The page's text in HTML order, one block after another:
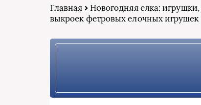
Главная Новогодняя елка:
выкроек фетровых елочных игрушек